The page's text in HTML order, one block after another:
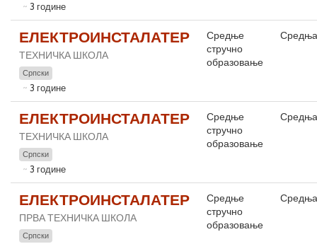
3 године
ЕЛЕКТРОИНСТАЛАТЕР
ТЕХНИЧКА ШКОЛА
Српски
3 године
Средње
стручно
образовање
ЕЛЕКТРОИНСТАЛАТЕР
ТЕХНИЧКА ШКОЛА
Српски
3 године
Средње
стручно
образовање
ЕЛЕКТРОИНСТАЛАТЕР
ПРВА ТЕХНИЧКА ШКОЛА
Српски
Средње
стручно
образовање